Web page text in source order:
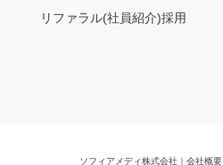
リファラル(社員紹介)採用
ソフィアメディ株式会社 ｜ 会社概要